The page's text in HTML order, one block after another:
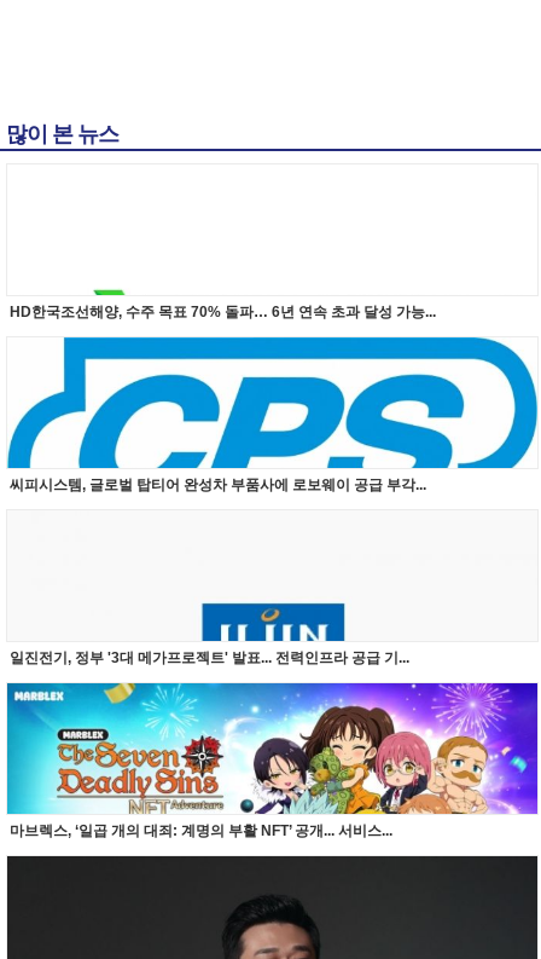
많이 본 뉴스
HD한국조선해양, 수주 목표 70% 돌파… 6년 연속 초과 달성 가능...
씨피시스템, 글로벌 탑티어 완성차 부품사에 로보웨이 공급 부각...
일진전기, 정부 '3대 메가프로젝트' 발표... 전력인프라 공급 기...
마브렉스, ‘일곱 개의 대죄: 계명의 부활 NFT’ 공개... 서비스...